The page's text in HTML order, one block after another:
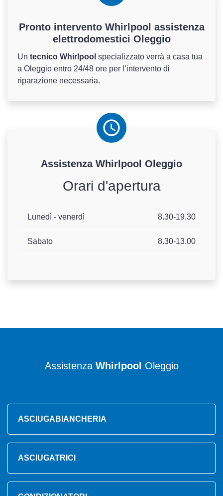
Pronto intervento Whirlpool assistenza
elettrodomestici Oleggio
Un tecnico Whirlpool specializzato verrà a casa tua
a Oleggio entro 24/48 ore per l’intervento di
riparazione necessaria.
Assistenza Whirlpool Oleggio
Orari d'apertura
Lunedì - venerdì 8.30-19.30
Sabato 8.30-13.00
Assistenza Whirlpool Oleggio
ASCIUGABIANCHERIA
ASCIUGATRICI